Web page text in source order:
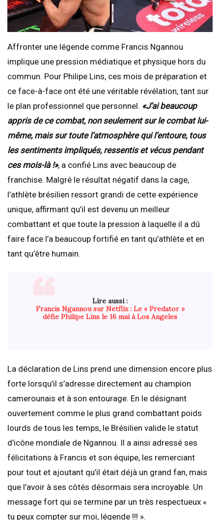
​Affronter une légende comme Francis Ngannou
implique une pression médiatique et physique hors du
commun. Pour Philipe Lins, ces mois de préparation et
ce face-à-face ont été une véritable révélation, tant sur
le plan professionnel que personnel. «J’ai beaucoup
appris de ce combat, non seulement sur le combat lui-
même, mais sur toute l’atmosphère qui l’entoure, tous
les sentiments impliqués, ressentis et vécus pendant
ces mois-là !», a confié Lins avec beaucoup de
franchise. Malgré le résultat négatif dans la cage,
l’athlète brésilien ressort grandi de cette expérience
unique, affirmant qu’il est devenu un meilleur
combattant et que toute la pression à laquelle il a dû
faire face l’a beaucoup fortifié en tant qu’athlète et en
tant qu’être humain.
Lire aussi :
Francis Ngannou sur Netflix : Le « Predator »
défie Philipe Lins le 16 mai à Los Angeles
​La déclaration de Lins prend une dimension encore plus
forte lorsqu’il s’adresse directement au champion
camerounais et à son entourage. En le désignant
ouvertement comme le plus grand combattant poids
lourds de tous les temps, le Brésilien valide le statut
d’icône mondiale de Ngannou. Il a ainsi adressé ses
félicitations à Francis et son équipe, les remerciant
pour tout et ajoutant qu’il était déjà un grand fan, mais
que l’avoir à ses côtés désormais sera incroyable. Un
message fort qui se termine par un très respectueux «
tu peux compter sur moi, légende !!! ».